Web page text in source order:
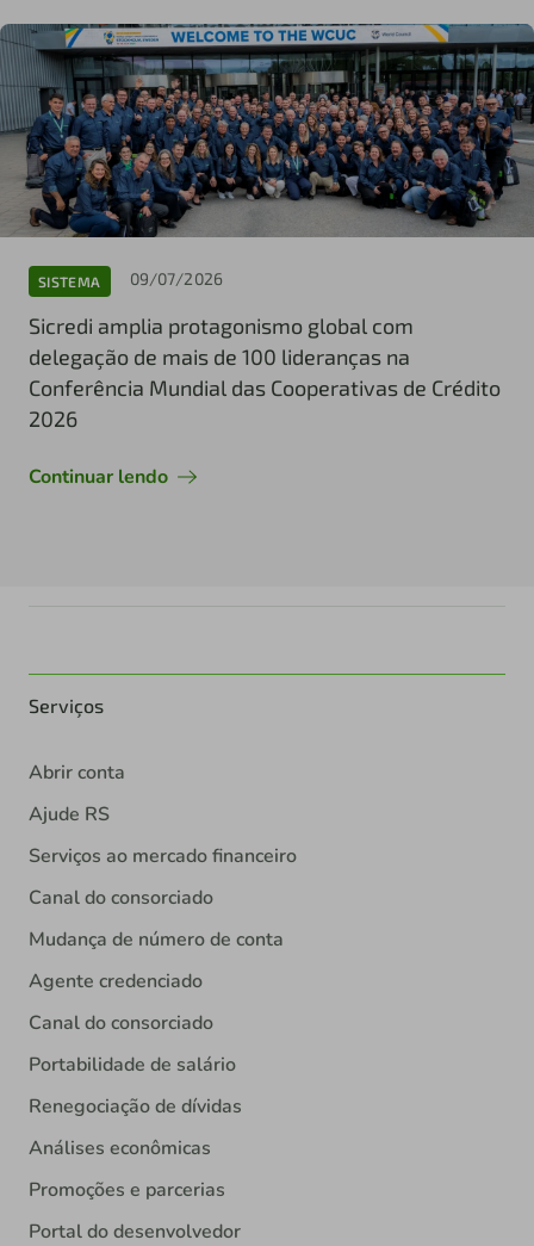
SISTEMA 09/07/2026
Sicredi amplia protagonismo global com
delegação de mais de 100 lideranças na
Conferência Mundial das Cooperativas de Crédito
2026
Continuar lendo
Serviços
Abrir conta
Ajude RS
Serviços ao mercado financeiro
Canal do consorciado
Mudança de número de conta
Agente credenciado
Canal do consorciado
Portabilidade de salário
Renegociação de dívidas
Análises econômicas
Promoções e parcerias
Portal do desenvolvedor